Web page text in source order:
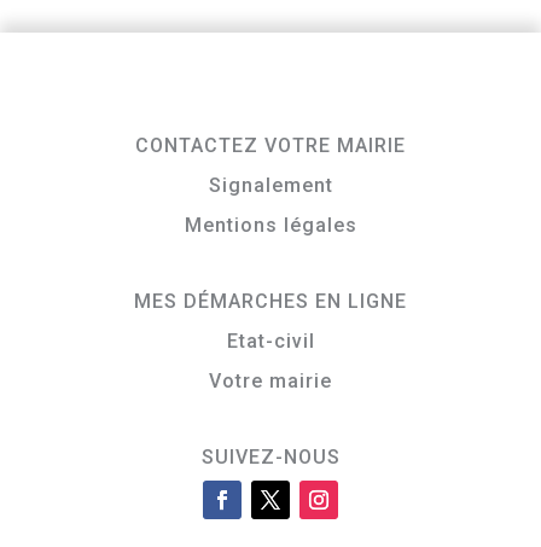
CONTACTEZ VOTRE MAIRIE
Signalement
Mentions légales
MES DÉMARCHES EN LIGNE
Etat-civil
Votre mairie
SUIVEZ-NOUS